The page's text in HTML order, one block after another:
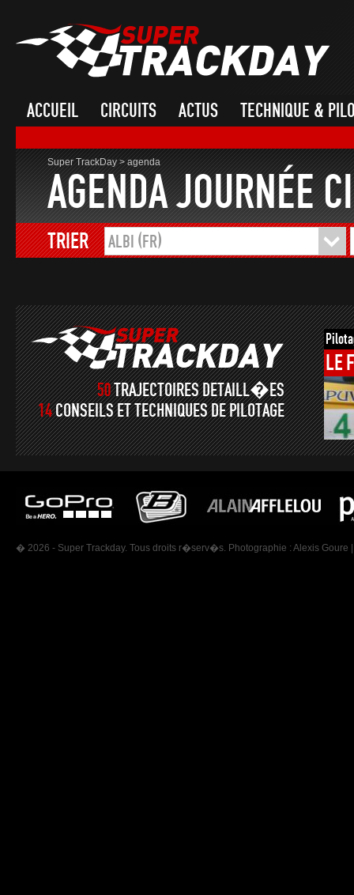
ACCUEIL CIRCUITS ACTUS TECHNIQUE &
Super TrackDay>agenda
AGENDA JOURNÉE
TRIER ALBI (FR)
50TRAJECTOIRES DETAILL�ES
14CONSEILS ET TECHNIQUES DE PILOTAGE
LE
� 2026 - Super Trackday. Tous droits r�serv�s. Photographie : Alexis Goure